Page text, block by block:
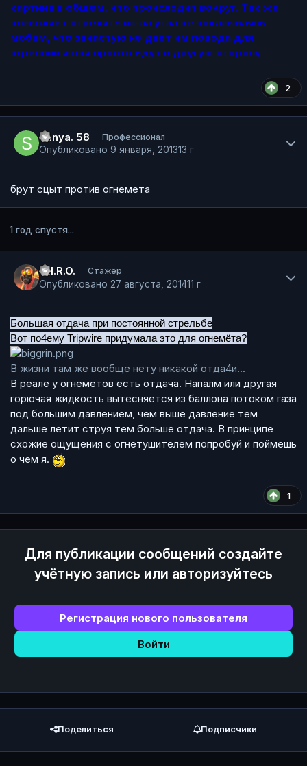
картина в общем, что происходит вокруг. Так же
позволяет стрелять из-за угла не показываясь
мобам, что зачастую не дает им повода для
агрессии и они просто идут в другую сторону.
2
Sanya. 58 Профессионал
Опубликовано 9 января, 201313 г
брут сцыт против огнемета
1 год спустя...
.P.I.R.O. Стажёр
Опубликовано 27 августа, 201411 г
Большая отдача при постоянной стрельбе
Вот по4ему Tripwire придумала это для огнемёта?
В жизни там же вообще нету никакой отда4и...
В реале у огнеметов есть отдача. Напалм или другая
горючая жидкость вытесняется из баллона потоком газа
под большим давлением, чем выше давление тем
дальше летит струя тем больше отдача. В принципе
схожие ощущения с огнетушителем попробуй и поймешь
о чем я.
1
Для публикации сообщений создайте
учётную запись или авторизуйтесь
Регистрация нового пользователя
Войти
Поделиться Подписчики